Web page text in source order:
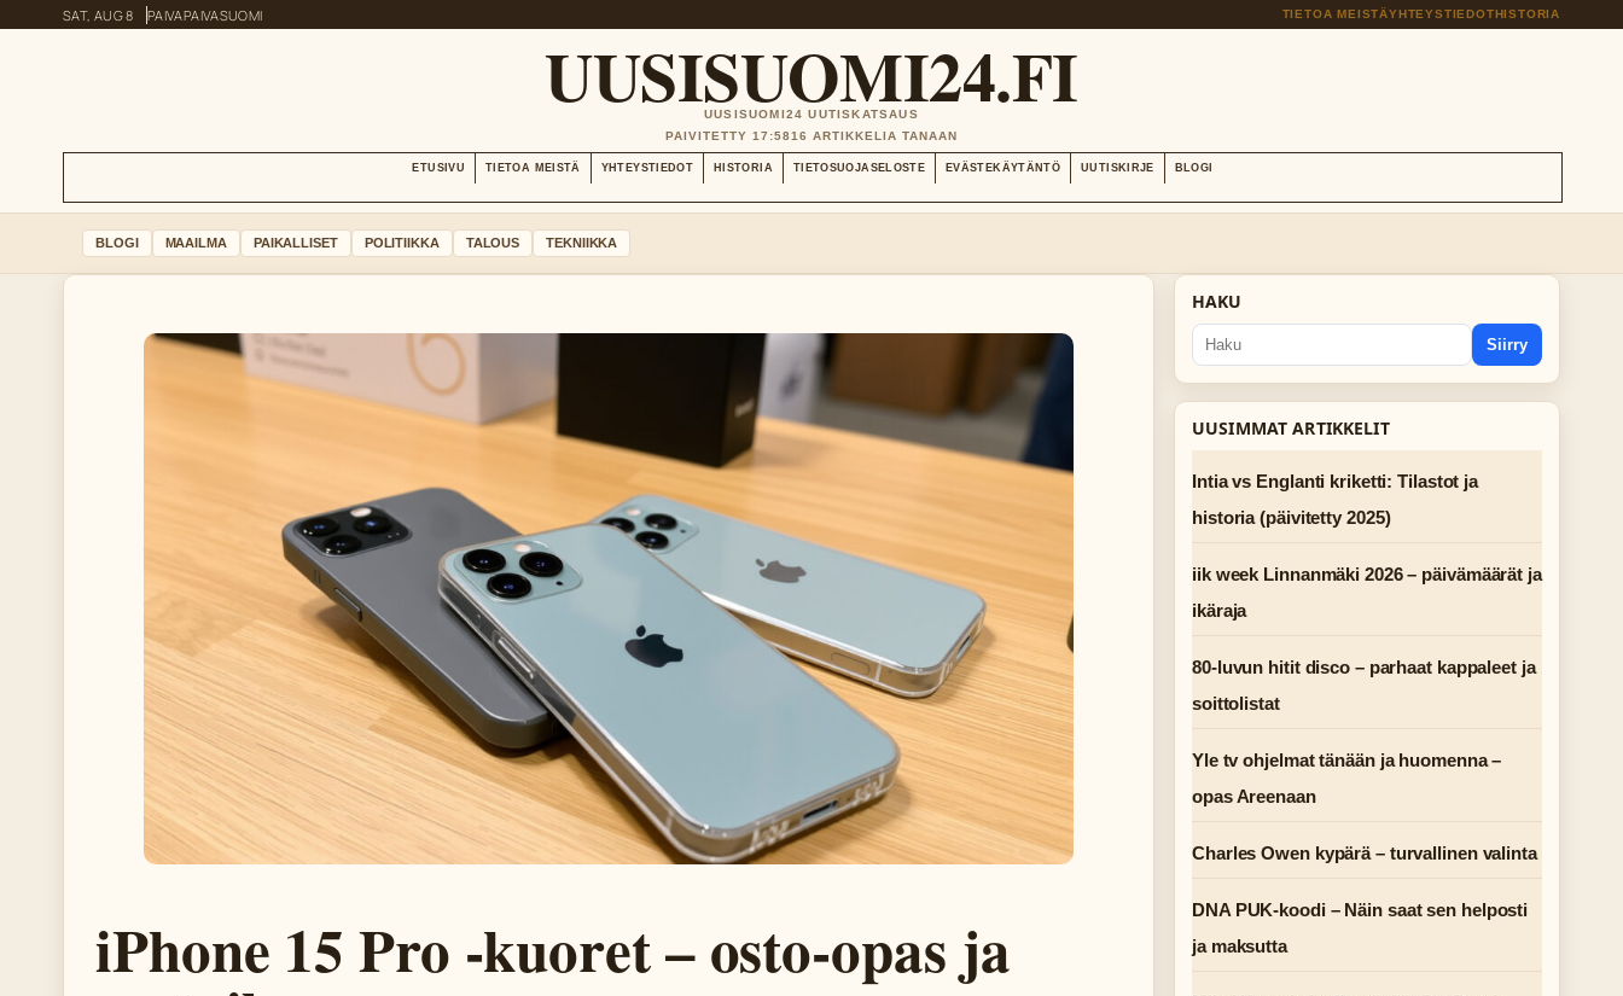
SAT, AUG 8 PAIVAPAIVASUOMI TIETOA MEISTÄYHTEYSTIEDOTHISTORIA
UUSISUOMI24.FI
UUSISUOMI24 UUTISKATSAUS
PAIVITETTY 17:5816 ARTIKKELIA TANAAN
ETUSIVU TIETOA MEISTÄ YHTEYSTIEDOT HISTORIA TIETOSUOJASELOSTE EVÄSTEKÄYTÄNTÖ UUTISKIRJE BLOGI
BLOGI MAAILMA PAIKALLISET POLITIIKKA TALOUS TEKNIIKKA
iPhone 15 Pro -kuoret – osto-opas ja
HAKU
Siirry
UUSIMMAT ARTIKKELIT
Intia vs Englanti kriketti: Tilastot ja
historia (päivitetty 2025)
iik week Linnanmäki 2026 – päivämäärät ja
ikäraja
80-luvun hitit disco – parhaat kappaleet ja
soittolistat
Yle tv ohjelmat tänään ja huomenna –
opas Areenaan
Charles Owen kypärä – turvallinen valinta
DNA PUK-koodi – Näin saat sen helposti
ja maksutta